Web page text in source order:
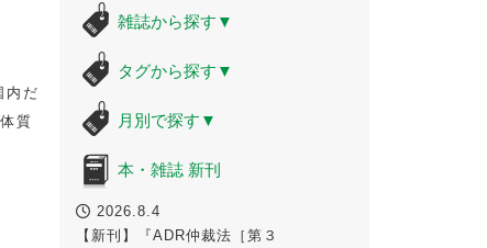
内だ
質
雑誌から探す ▼
タグから探す ▼
月別で探す ▼
本・雑誌 新刊
2026.8.4
【新刊】『ADR仲裁法［第３